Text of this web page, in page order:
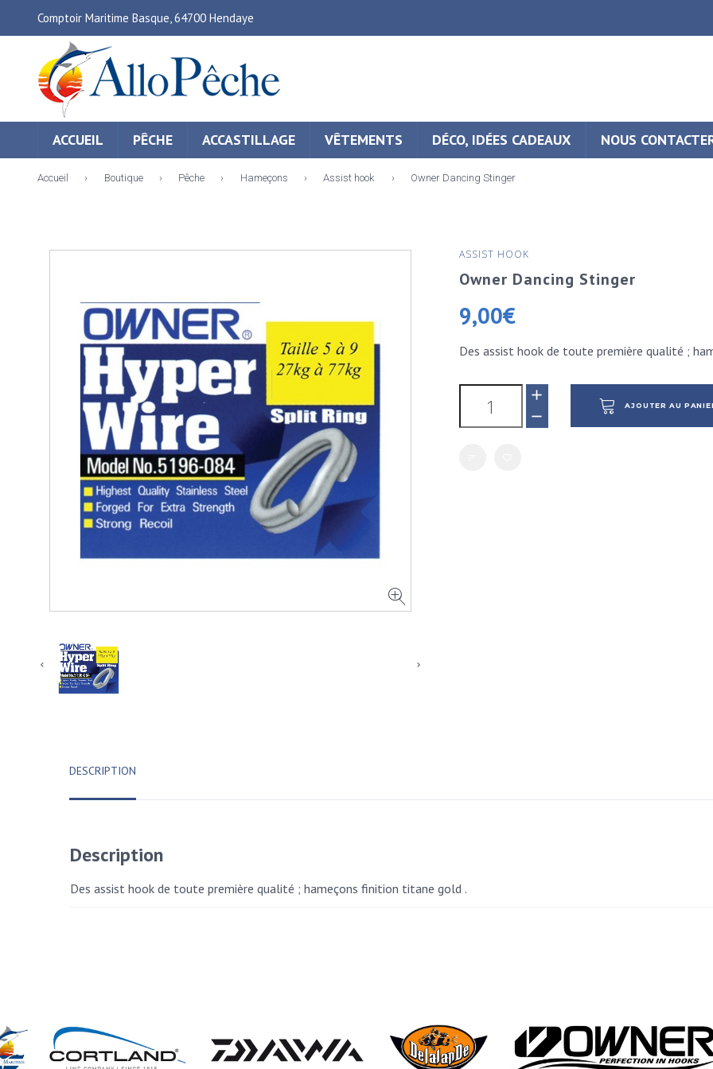
Comptoir Maritime Basque, 64700 Hendaye
ACCUEIL PÊCHE ACCASTILLAGE VÊTEMENTS DÉCO, IDÉES CADEAUX NOUS
Accueil › Boutique › Pêche › Hameçons › Assist hook › Owner Dancing Stinger
ASSIST HOOK
Owner Dancing Stinger
9,00€
Des assist hook de toute première qualité ;
AJOUTER AU
DESCRIPTION
Description
Des assist hook de toute première qualité ; hameçons finition titane gold .